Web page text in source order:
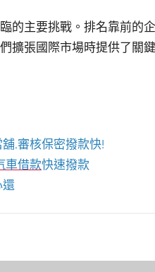
的主要挑戰。排名靠前的
擴張國際市場時提供了關
,審核保密撥款快!
車借款快速撥款